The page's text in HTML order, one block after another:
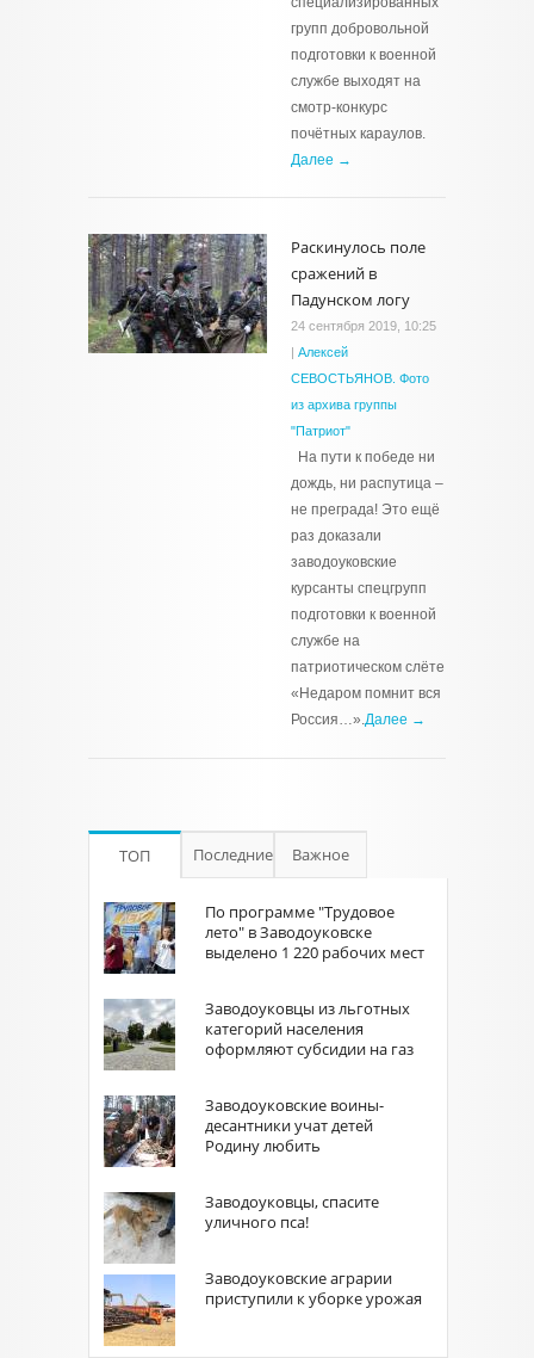
групп добровольной
подготовки к военной
службе выходят на
смотр-конкурс
почётных караулов.
Далее →
Раскинулось поле
сражений в
Падунском логу
24 сентября 2019, 10:25
| Алексей
СЕВОСТЬЯНОВ. Фото
из архива группы
"Патриот"
На пути к победе ни
дождь, ни распутица –
не преграда! Это ещё
раз доказали
заводоуковские
курсанты спецгрупп
подготовки к военной
службе на
патриотическом слёте
«Недаром помнит вся
Россия…».Далее →
ТОП Последние Важное
По программе "Трудовое
лето" в Заводоуковске
выделено 1 220 рабочих мест
Заводоуковцы из льготных
категорий населения
оформляют субсидии на газ
Заводоуковские воины-
десантники учат детей
Родину любить
Заводоуковцы, спасите
уличного пса!
Заводоуковские аграрии
приступили к уборке урожая